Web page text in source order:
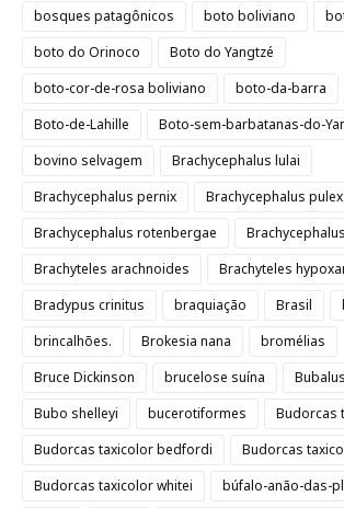
bosques patagônicos
boto boliviano
boto do Orinoco
Boto do Yangtzé
boto-cor-de-rosa boliviano
boto-da-barra
Boto-de-Lahille
Boto-sem-barbatanas-do-
bovino selvagem
Brachycephalus lulai
Brachycephalus pernix
Brachycephalus pulex
Brachycephalus rotenbergae
Brachyteles arachnoides
Brachyteles
Bradypus crinitus
braquiação Brasil
brincalhões.
Brokesia nana
bromélias
Bruce Dickinson
brucelose suína
Bubo shelleyi
bucerotiformes
Budorcas
Budorcas taxicolor bedfordi
Budorcas
Budorcas taxicolor whitei
búfalo-anão-das-